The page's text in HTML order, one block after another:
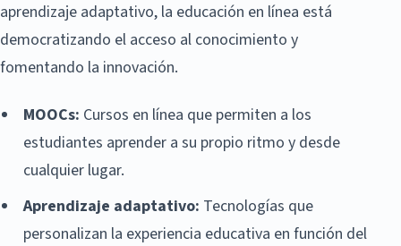
aprendizaje adaptativo, la educación en línea está
democratizando el acceso al conocimiento y
fomentando la innovación.
MOOCs: Cursos en línea que permiten a los
estudiantes aprender a su propio ritmo y desde
cualquier lugar.
Aprendizaje adaptativo: Tecnologías que
personalizan la experiencia educativa en función del